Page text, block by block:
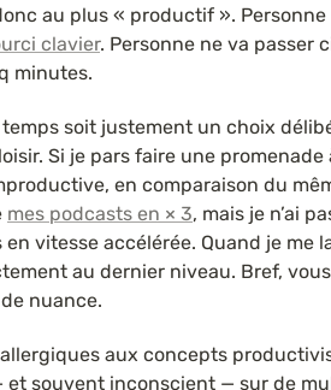
au plus « productif ». Personne
clavier. Personne ne va passer
minutes.
soit justement un choix
Si je pars faire une
en comparaison du
mes podcasts en × 3, mais je n’ai
vitesse accélérée. Quand je me
au dernier niveau. Bref,
nuance.
aux concepts
et souvent inconscient — sur de